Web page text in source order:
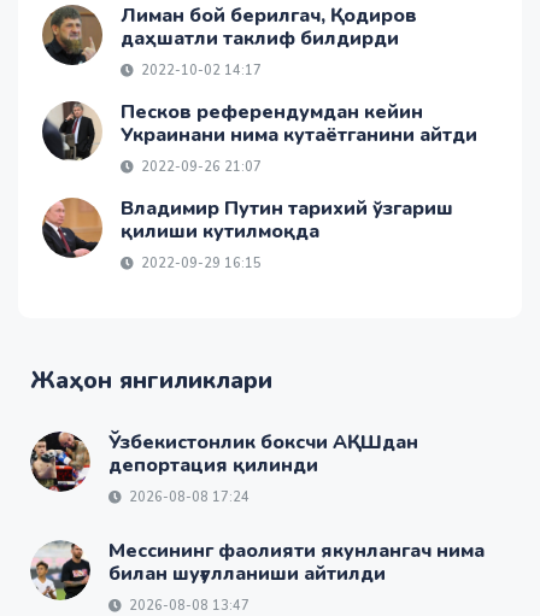
Лиман бой берилгач, Қодиров
даҳшатли таклиф билдирди
2022-10-02 14:17
Песков референдумдан кейин
Украинани нима кутаётганини айтди
2022-09-26 21:07
Владимир Путин тарихий ўзгариш
қилиши кутилмоқда
2022-09-29 16:15
Жаҳон янгиликлари
Ўзбекистонлик боксчи АҚШдан
депортация қилинди
2026-08-08 17:24
Мессининг фаолияти якунлангач нима
билан шуғулланиши айтилди
2026-08-08 13:47